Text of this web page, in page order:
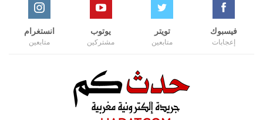
فيسبوك
إعجابات
تويتر
متابعين
يوتوب
مشتركين
انستغرام
متابعين